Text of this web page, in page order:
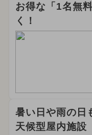
お得な「1名無
く！
暑い日や雨の日
天候型屋内施設